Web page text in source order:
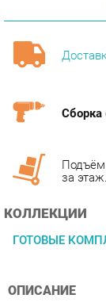
КОЛЛЕКЦИИ
ОПИСАНИЕ
производства по